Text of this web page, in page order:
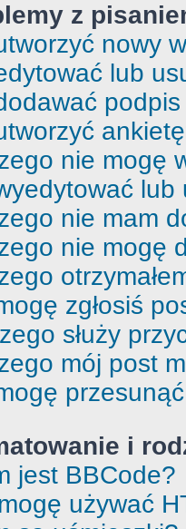
z
nowy
lub
nie mogę
lub
nie mam
nie mogę
zgłosiś
służy
mój post
i
jest BBCode?
używać